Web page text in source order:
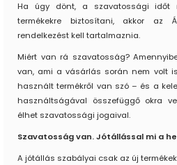
Ha úgy dönt, a szavatossági időt
termékekre biztosítani, akkor az
rendelkezést kell tartalmaznia.
Miért van rá szavatosság?
van, ami a vásárlás során nem volt
használt termékről van szó – és a
használtságával összefüggő okra
élhet szavatossági jogaival.
Szavatosság van. Jótállással mi a
A jótállás szabályai csak az új